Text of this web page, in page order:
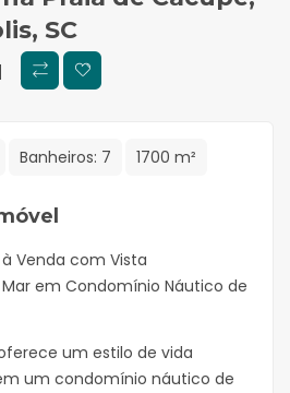
SC
Banheiros: 7 1700 m²
Venda com Vista
em Condomínio Náutico de
um estilo de vida
um condomínio náutico de